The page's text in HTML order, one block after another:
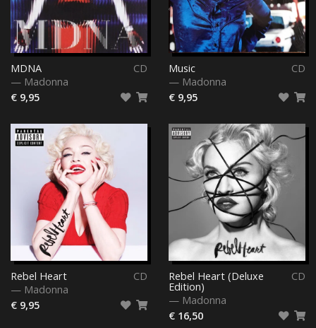
CD
MDNA
— Madonna
€ 9,95
CD
Music
— Madonna
€ 9,95
CD
Rebel Heart
— Madonna
€ 9,95
CD
Rebel Heart (Deluxe
Edition)
— Madonna
€ 16,50